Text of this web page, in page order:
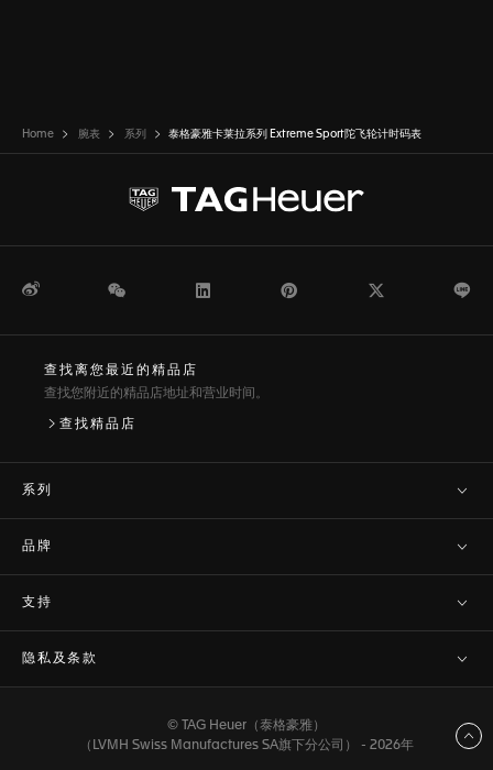
Home 腕表 系列 泰格豪雅卡莱拉系列 Extreme Sport陀飞轮计时码表
微博 WeChat Pinterest
查找离您最近的精品店
查找您附近的精品店地址和营业时间。
查找精品店
系列
品牌
支持
隐私及条款
© TAG Heuer（泰格豪雅）
（LVMH Swiss Manufactures SA旗下分公司） - 2026年
返回顶部